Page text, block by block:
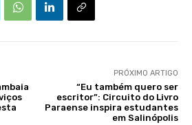
PRÓXIMO ARTIGO
“Eu também quero ser
escritor”: Circuito do Livro
Paraense inspira estudantes
em Salinópolis